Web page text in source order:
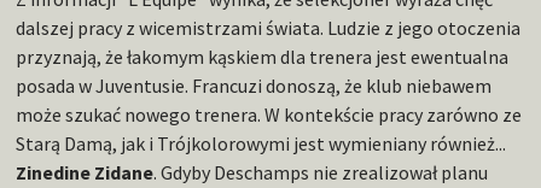
dalszej pracy z wicemistrzami świata. Ludzie z jego otoczenia
przyznają, że łakomym kąskiem dla trenera jest ewentualna
posada w Juventusie. Francuzi donoszą, że klub niebawem
może szukać nowego trenera. W kontekście pracy zarówno ze
Starą Damą, jak i Trójkolorowymi jest wymieniany również...
Zinedine Zidane. Gdyby Deschamps nie zrealizował planu